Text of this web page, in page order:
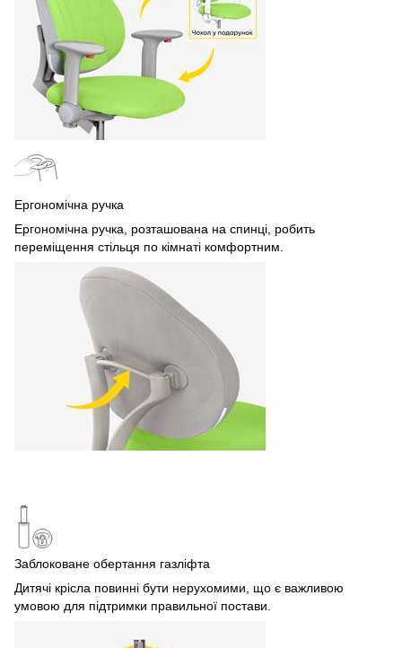
Ергономічна ручка
Ергономічна ручка, розташована на спинці, робить
переміщення стільця по кімнаті комфортним.
Заблоковане обертання газліфта
Дитячі крісла повинні бути нерухомими, що є важливою
умовою для підтримки правильної постави.